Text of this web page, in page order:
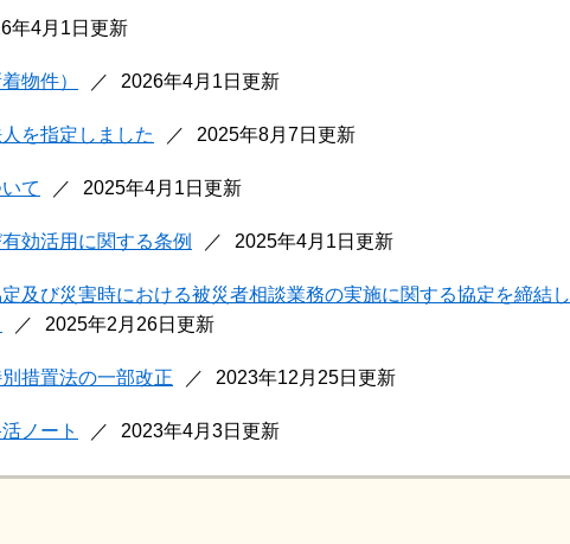
年4月1日更新
物件） 2026年4月1日更新
を指定しました 2025年8月7日更新
て 2025年4月1日更新
効活用に関する条例 2025年4月1日更新
及び災害時における被災者相談業務の実施に関する協定を締結し
2025年2月26日更新
措置法の一部改正 2023年12月25日更新
ノート 2023年4月3日更新